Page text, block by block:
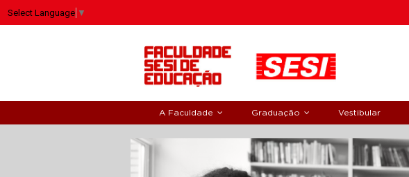
Select Language ▼
A Faculdade Graduação Vestibular